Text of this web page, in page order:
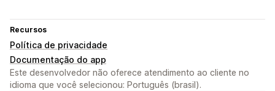
Recursos
Política de privacidade
Documentação do app
Este desenvolvedor não oferece atendimento ao cliente no
idioma que você selecionou: Português (brasil).